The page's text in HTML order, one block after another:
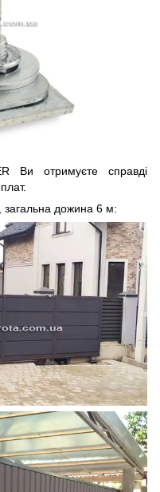
Ви отримуєте справді
загальна дожина 6 м: